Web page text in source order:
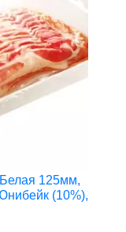
Белая 125мм,
(10%),